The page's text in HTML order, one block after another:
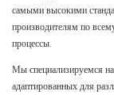
самыми высокими
производителям по
процессы.
Мы специализируемся
адаптированных для